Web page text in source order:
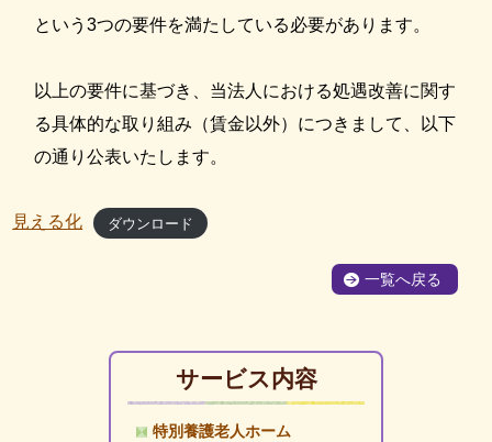
という3つの要件を満たしている必要があります。
以上の要件に基づき、当法人における処遇改善に関す
る具体的な取り組み（賃金以外）につきまして、以下
の通り公表いたします。
見える化 ダウンロード
一覧へ戻る
サービス内容
特別養護老人ホーム